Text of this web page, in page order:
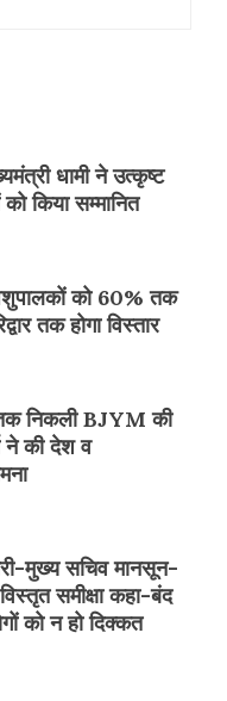
धामी ने उत्कृष्ट
किया सम्मानित
को 60% तक
तक होगा विस्तार
निकली BJYM की
ने की देश व
मुख्य सचिव मानसून-
समीक्षा कहा-बंद
को न हो दिक्कत